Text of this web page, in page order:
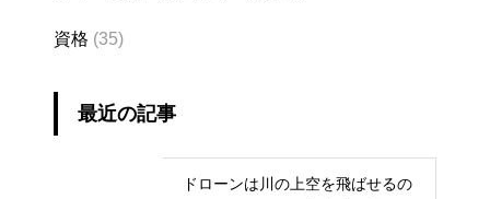
資格 (35)
最近の記事
ドローンは川の上空を飛ばせるの